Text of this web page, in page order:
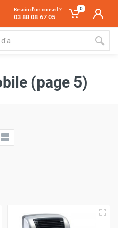
Besoin d'un conseil ?
03 88 08 67 05
0
(page 5)